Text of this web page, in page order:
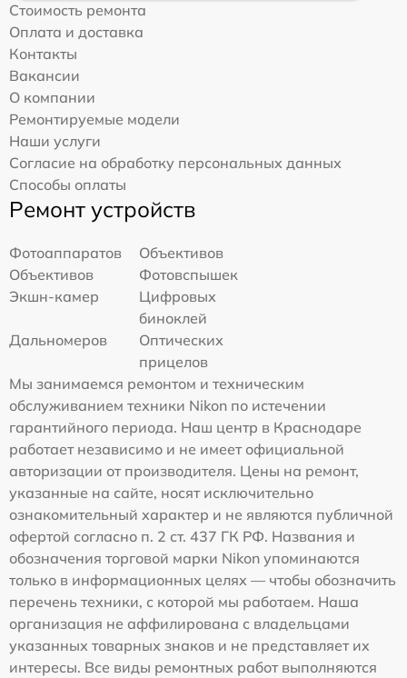
Стоимость ремонта
Оплата и доставка
Контакты
Вакансии
О компании
Ремонтируемые модели
Наши услуги
Согласие на обработку персональных данных
Способы оплаты
Ремонт устройств
Фотоаппаратов
Объективов
Объективов
Фотовспышек
Экшн-камер
Цифровых
биноклей
Дальномеров
Оптических
прицелов
Мы занимаемся ремонтом и техническим
обслуживанием техники Nikon по истечении
гарантийного периода. Наш центр в Краснодаре
работает независимо и не имеет официальной
авторизации от производителя. Цены на ремонт,
указанные на сайте, носят исключительно
ознакомительный характер и не являются публичной
офертой согласно п. 2 ст. 437 ГК РФ. Названия и
обозначения торговой марки Nikon упоминаются
только в информационных целях — чтобы обозначить
перечень техники, с которой мы работаем. Наша
организация не аффилирована с владельцами
указанных товарных знаков и не представляет их
интересы. Все виды ремонтных работ выполняются